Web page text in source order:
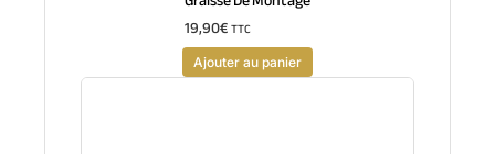
19,90€TTC
Ajouter au panier